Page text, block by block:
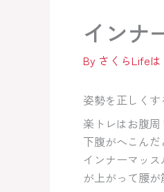
インナ
By さくらLife
姿勢を正しく
楽トレはお腹周
下腹がへこんだ
インナーマッ
が上がって腰が